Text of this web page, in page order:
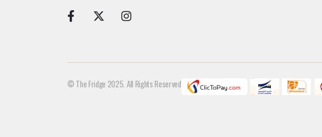
© The Fridge 2025. All Rights Reserved